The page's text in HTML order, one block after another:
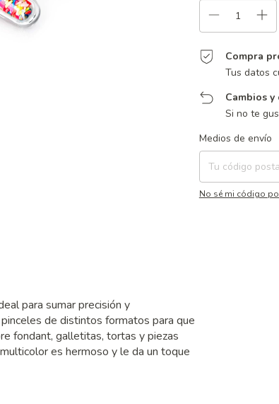
Compra
Tus datos
Cambios
Si no te
Entregas para el CP:
Medios de envío
No sé mi código
para sumar precisión y
de distintos formatos para que
fondant, galletitas, tortas y piezas
es hermoso y le da un toque